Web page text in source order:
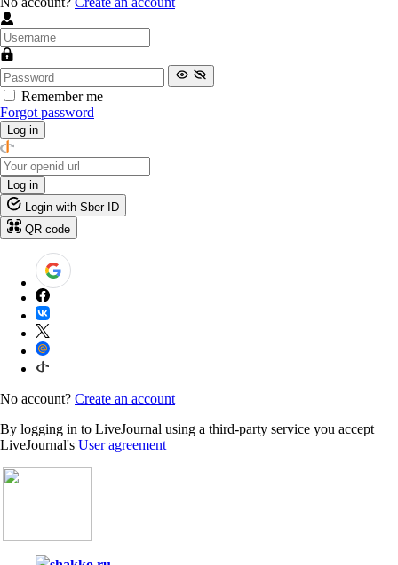
Remember me
Forgot password
Log in
Log in
Login with Sber ID
QR code
No account? Create an account
By logging in to LiveJournal using a third-party service you accept
LiveJournal's User agreement